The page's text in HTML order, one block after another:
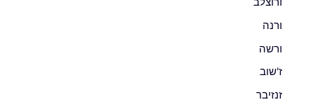
ורנה
ורשה
ז'שוב
זנזיבר